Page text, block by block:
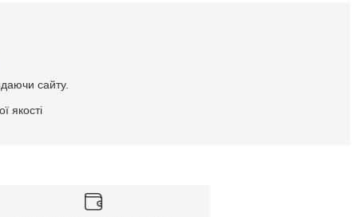
сайту.
якості